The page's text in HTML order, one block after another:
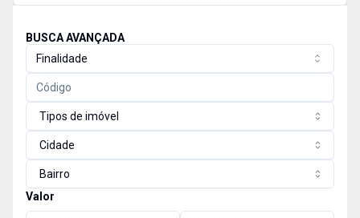
BUSCA AVANÇADA
Finalidade
Tipos de imóvel
Cidade
Bairro
Valor